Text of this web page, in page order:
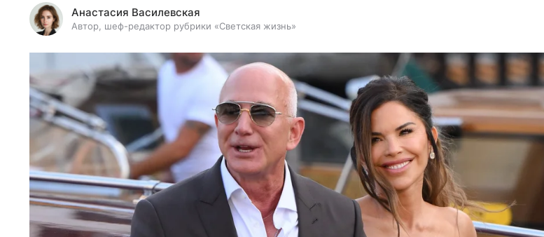
Анастасия Василевская
Автор, шеф-редактор рубрики «Светская жизнь»